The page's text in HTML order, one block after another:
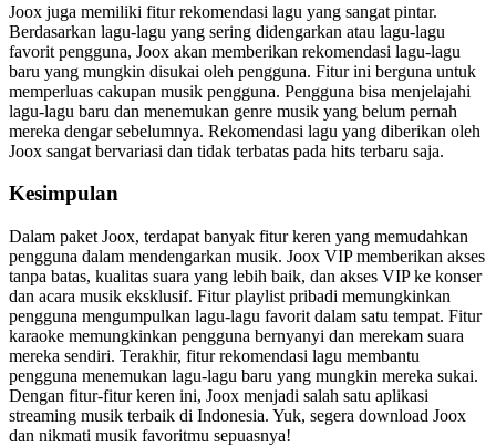
Joox juga memiliki fitur rekomendasi lagu yang sangat pintar.
Berdasarkan lagu-lagu yang sering didengarkan atau lagu-lagu
favorit pengguna, Joox akan memberikan rekomendasi lagu-lagu
baru yang mungkin disukai oleh pengguna. Fitur ini berguna untuk
memperluas cakupan musik pengguna. Pengguna bisa menjelajahi
lagu-lagu baru dan menemukan genre musik yang belum pernah
mereka dengar sebelumnya. Rekomendasi lagu yang diberikan oleh
Joox sangat bervariasi dan tidak terbatas pada hits terbaru saja.
Kesimpulan
Dalam paket Joox, terdapat banyak fitur keren yang memudahkan
pengguna dalam mendengarkan musik. Joox VIP memberikan akses
tanpa batas, kualitas suara yang lebih baik, dan akses VIP ke konser
dan acara musik eksklusif. Fitur playlist pribadi memungkinkan
pengguna mengumpulkan lagu-lagu favorit dalam satu tempat. Fitur
karaoke memungkinkan pengguna bernyanyi dan merekam suara
mereka sendiri. Terakhir, fitur rekomendasi lagu membantu
pengguna menemukan lagu-lagu baru yang mungkin mereka sukai.
Dengan fitur-fitur keren ini, Joox menjadi salah satu aplikasi
streaming musik terbaik di Indonesia. Yuk, segera download Joox
dan nikmati musik favoritmu sepuasnya!